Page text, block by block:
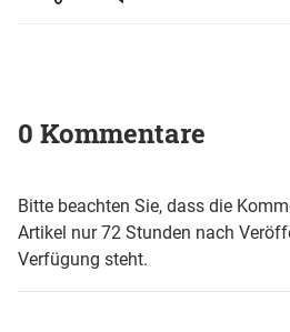
0 Kommentare
Bitte beachten Sie, dass die
Artikel nur 72 Stunden nach
Verfügung steht.